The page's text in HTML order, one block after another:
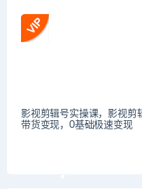
影视剪辑号实操课，影视剪
带货变现，0基础极速变现